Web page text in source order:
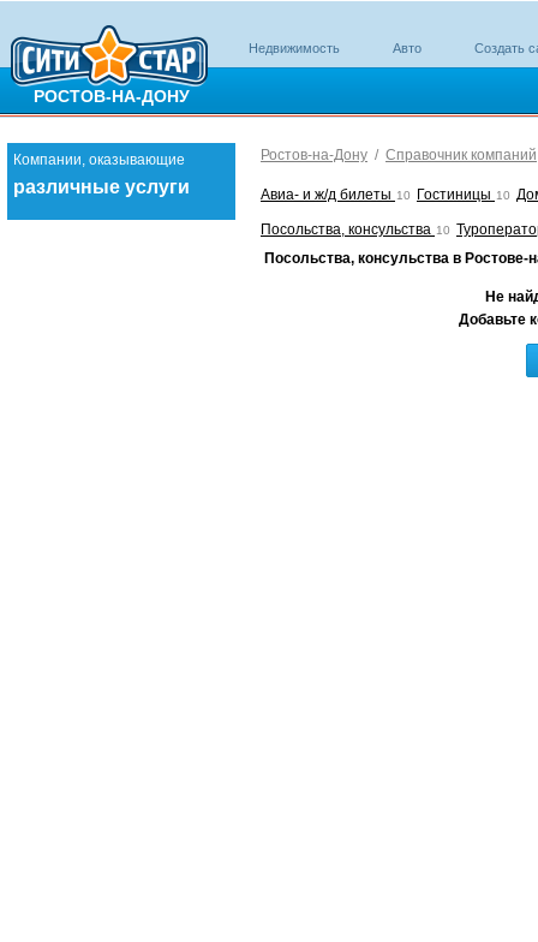
РОСТОВ-НА-ДОНУ
Недвижимость Авто Создать
Компании, оказывающие
различные услуги
Ростов-на-Дону / Справочник компаний
Авиа- и ж/д билеты 10 Гостиницы 10
Посольства, консульства 10
Посольства, консульства в Ростове-
Не
Добавьте